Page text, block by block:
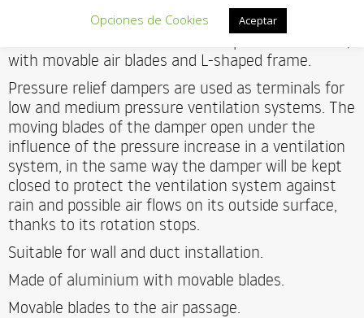
with movable air blades and L-shaped frame.
. Pressure relief damper for air intake,
with movable air blades and L-shaped frame.
Pressure relief dampers are used as terminals for
low and medium pressure ventilation systems. The
moving blades of the damper open under the
influence of the pressure increase in a ventilation
system, in the same way the damper will be kept
closed to protect the ventilation system against
rain and possible air flows on its outside surface,
thanks to its rotation stops.
Suitable for wall and duct installation.
Made of aluminium with movable blades.
Movable blades to the air passage.
Opciones de Cookies Aceptar